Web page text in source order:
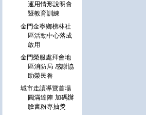
運用情形說明會
暨教育訓練
金門金寧鄉榜林社
區活動中心落成
啟用
金門榮服處拜會地
區消防局 感謝協
助榮民眷
城市走讀導覽首場
圓滿達陣 加碼辦
臉書粉專抽獎